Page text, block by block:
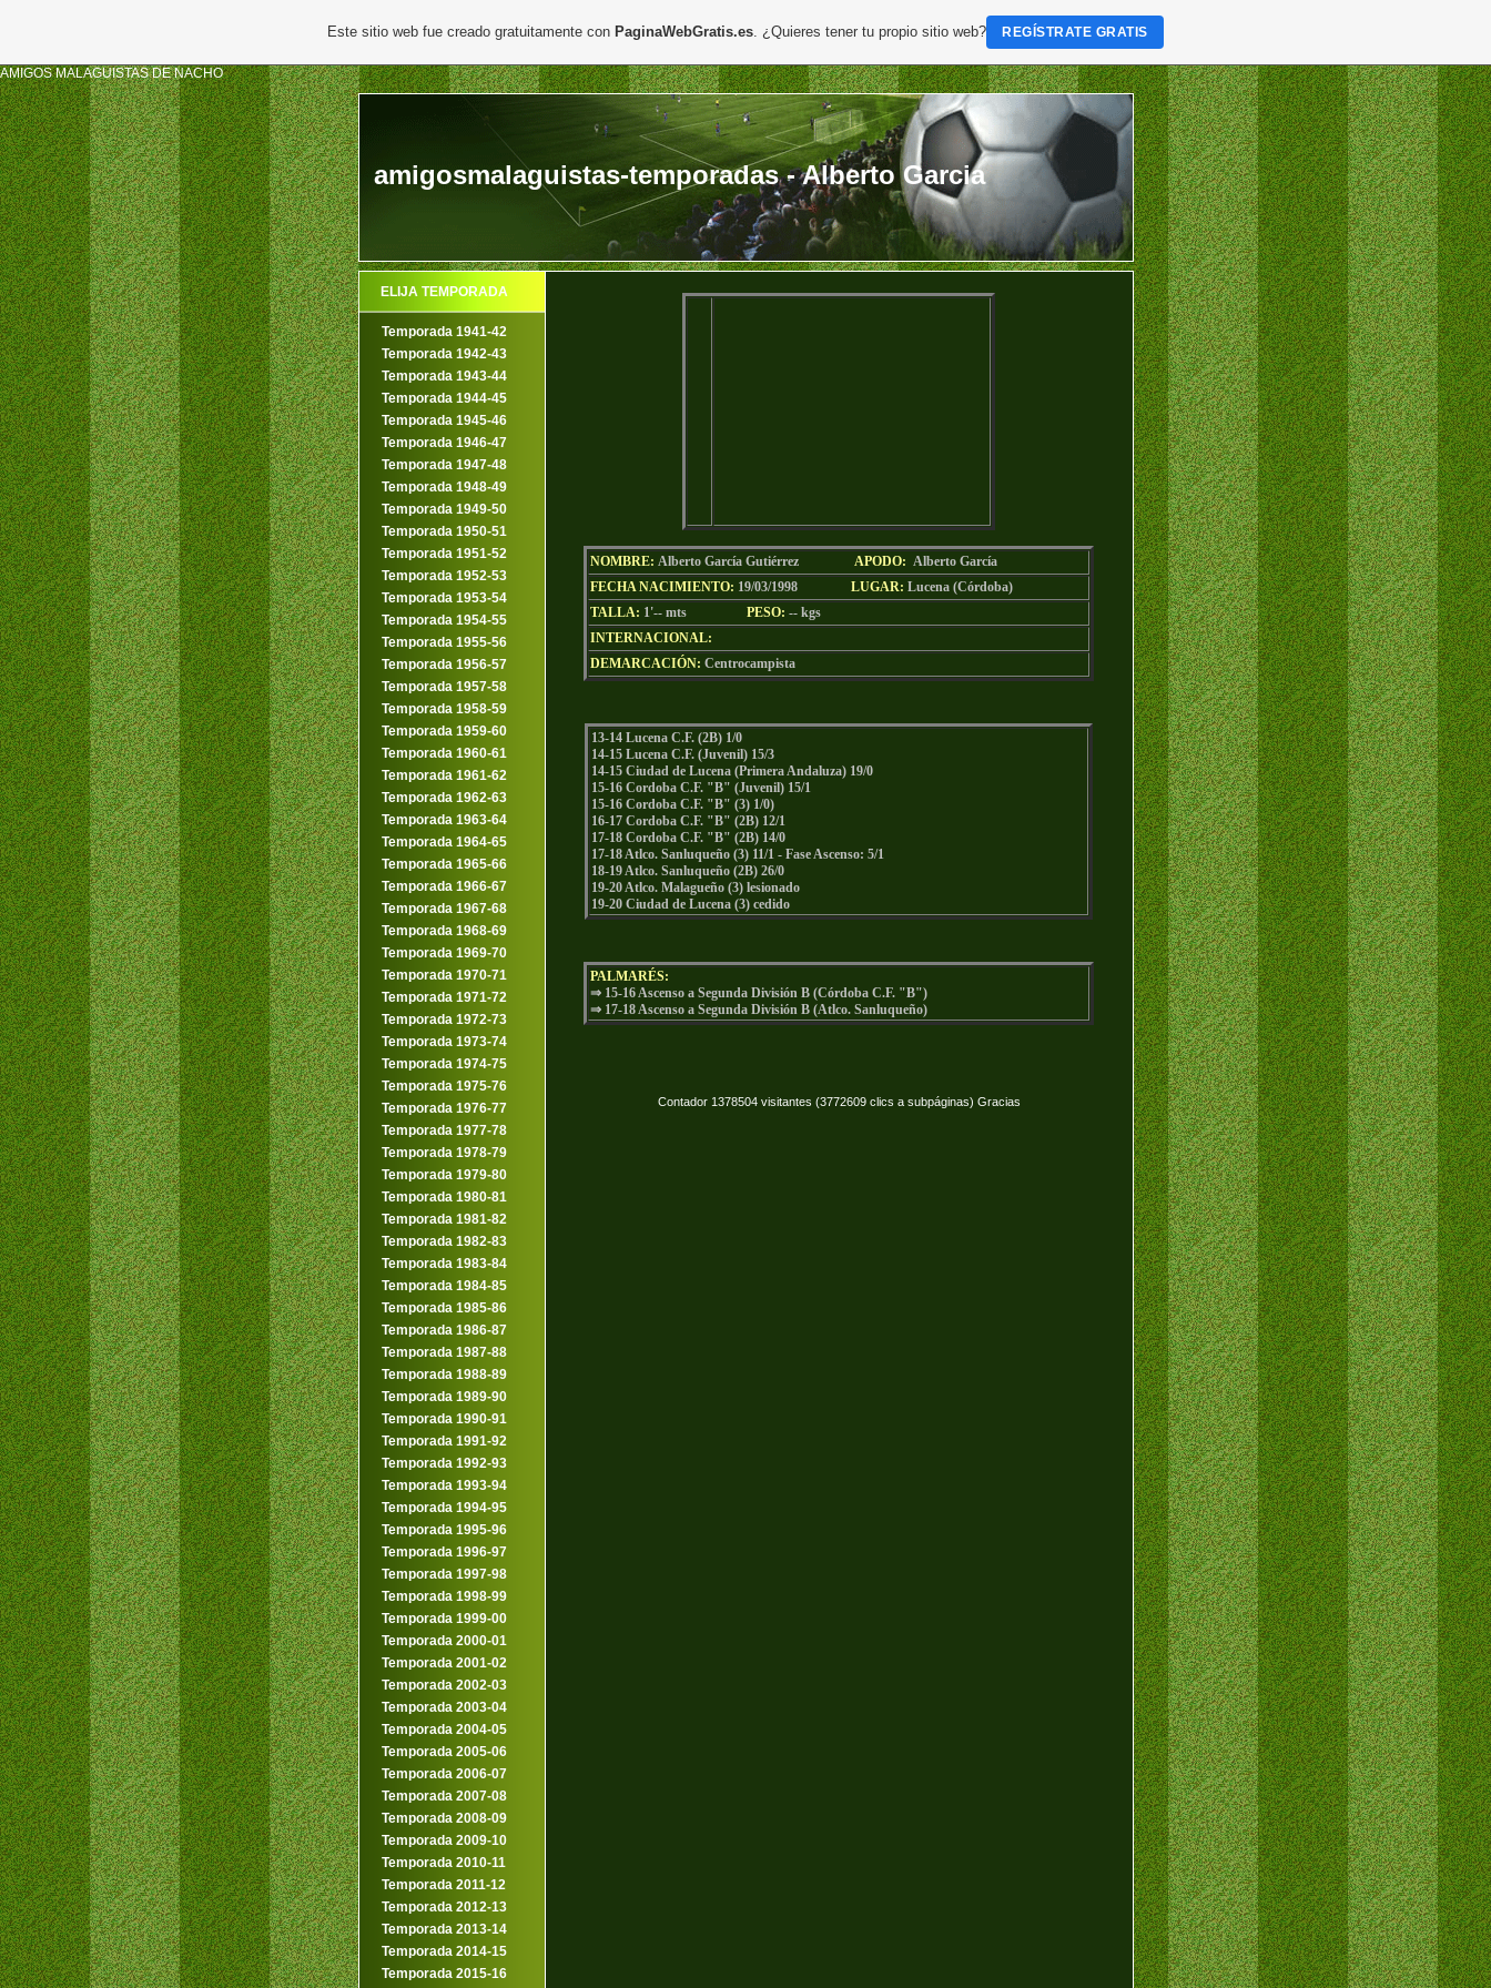
AMIGOS MALAGUISTAS DE NACHO
amigosmalaguistas-temporadas - Alberto Garcia
ELIJA TEMPORADA
Temporada 1941-42
Temporada 1942-43
Temporada 1943-44
Temporada 1944-45
Temporada 1945-46
Temporada 1946-47
Temporada 1947-48
Temporada 1948-49
Temporada 1949-50
Temporada 1950-51
Temporada 1951-52
Temporada 1952-53
Temporada 1953-54
Temporada 1954-55
Temporada 1955-56
Temporada 1956-57
Temporada 1957-58
Temporada 1958-59
Temporada 1959-60
Temporada 1960-61
Temporada 1961-62
Temporada 1962-63
Temporada 1963-64
Temporada 1964-65
Temporada 1965-66
Temporada 1966-67
Temporada 1967-68
Temporada 1968-69
Temporada 1969-70
Temporada 1970-71
Temporada 1971-72
Temporada 1972-73
Temporada 1973-74
Temporada 1974-75
Temporada 1975-76
Temporada 1976-77
Temporada 1977-78
Temporada 1978-79
Temporada 1979-80
Temporada 1980-81
Temporada 1981-82
Temporada 1982-83
Temporada 1983-84
Temporada 1984-85
Temporada 1985-86
Temporada 1986-87
Temporada 1987-88
Temporada 1988-89
Temporada 1989-90
Temporada 1990-91
Temporada 1991-92
Temporada 1992-93
Temporada 1993-94
Temporada 1994-95
Temporada 1995-96
Temporada 1996-97
Temporada 1997-98
Temporada 1998-99
Temporada 1999-00
Temporada 2000-01
Temporada 2001-02
Temporada 2002-03
Temporada 2003-04
Temporada 2004-05
Temporada 2005-06
Temporada 2006-07
Temporada 2007-08
Temporada 2008-09
Temporada 2009-10
Temporada 2010-11
Temporada 2011-12
Temporada 2012-13
Temporada 2013-14
Temporada 2014-15
Temporada 2015-16
NOMBRE: Alberto García Gutiérrez APODO: Alberto García
FECHA NACIMIENTO: 19/03/1998 LUGAR: Lucena (Córdoba)
TALLA: 1'-- mts PESO: -- kgs
INTERNACIONAL:
DEMARCACIÓN: Centrocampista
13-14 Lucena C.F. (2B) 1/0
14-15 Lucena C.F. (Juvenil) 15/3
14-15 Ciudad de Lucena (Primera Andaluza) 19/0
15-16 Cordoba C.F. "B" (Juvenil) 15/1
15-16 Cordoba C.F. "B" (3) 1/0)
16-17 Cordoba C.F. "B" (2B) 12/1
17-18 Cordoba C.F. "B" (2B) 14/0
17-18 Atlco. Sanluqueño (3) 11/1 - Fase Ascenso: 5/1
18-19 Atlco. Sanluqueño (2B) 26/0
19-20 Atlco. Malagueño (3) lesionado
19-20 Ciudad de Lucena (3) cedido
PALMARÉS:
⇒ 15-16 Ascenso a Segunda División B (Córdoba C.F. "B")
⇒ 17-18 Ascenso a Segunda División B (Atlco. Sanluqueño)
Contador 1378504 visitantes (3772609 clics a subpáginas) Gracias
Este sitio web fue creado gratuitamente con PaginaWebGratis.es. ¿Quieres tener tu propio sitio web? REGÍSTRATE GRATIS